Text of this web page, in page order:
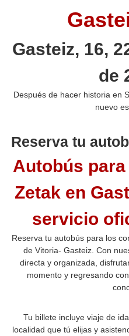
Gasteiz, 16,
de
Después de hacer historia en
nuevo
Reserva tu
Autobús
Zetak en
servicio
Reserva tu autobús para los
de Vitoria- Gasteiz. Con
directa y organizada,
momento y regresando
Tu billete incluye viaje de
localidad que tú elijas y